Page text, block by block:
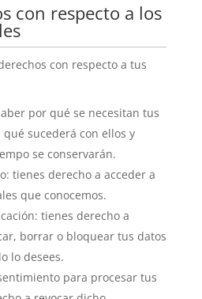
con respecto a los
con respecto a tus
por qué se necesitan tus
sucederá con ellos y
se conservarán.
tienes derecho a acceder a
que conocemos.
tienes derecho a
borrar o bloquear tus datos
lo desees.
para procesar tus